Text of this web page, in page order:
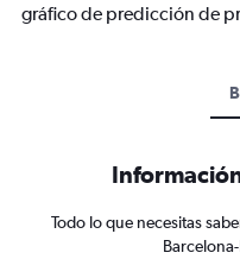
gráfico de predicción de
Todo lo que necesitas